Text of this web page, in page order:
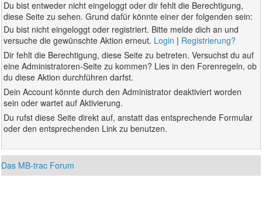
Du bist entweder nicht eingeloggt oder dir fehlt die Berechtigung,
diese Seite zu sehen. Grund dafür könnte einer der folgenden sein:
Du bist nicht eingeloggt oder registriert. Bitte melde dich an und
versuche die gewünschte Aktion erneut. Login | Registrierung?
Dir fehlt die Berechtigung, diese Seite zu betreten. Versuchst du auf
eine Administratoren-Seite zu kommen? Lies in den Forenregeln, ob
du diese Aktion durchführen darfst.
Dein Account könnte durch den Administrator deaktiviert worden
sein oder wartet auf Aktivierung.
Du rufst diese Seite direkt auf, anstatt das entsprechende Formular
oder den entsprechenden Link zu benutzen.
Das MB-trac Forum